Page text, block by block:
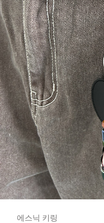
에스닉 키링